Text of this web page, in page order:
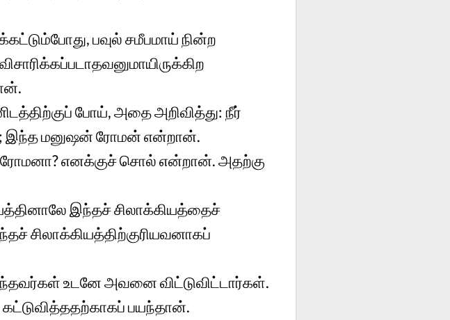
பவுல் சமீபமாய் நின்ற
போய், அதை அறிவித்து: நீர்
இந்த மனுஷன் ரோமன் என்றான்.
ரோமனா? எனக்குச் சொல் என்றான். அதற்கு
இந்தச் சிலாக்கியத்தைச்
சிலாக்கியத்திற்குரியவனாகப்
உடனே அவனை விட்டுவிட்டார்கள்.
பயந்தான்.